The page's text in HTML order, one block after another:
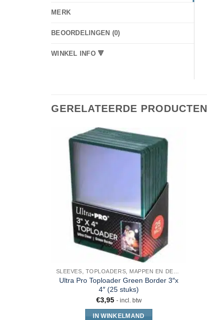
MERK
BEOORDELINGEN (0)
WINKEL INFO 🔻
GERELATEERDE PRODUCTEN
Ultra Pro Toploader Green Border 3″x
4″ (25 stuks)
€3,95 - incl. btw
IN WINKELMAND